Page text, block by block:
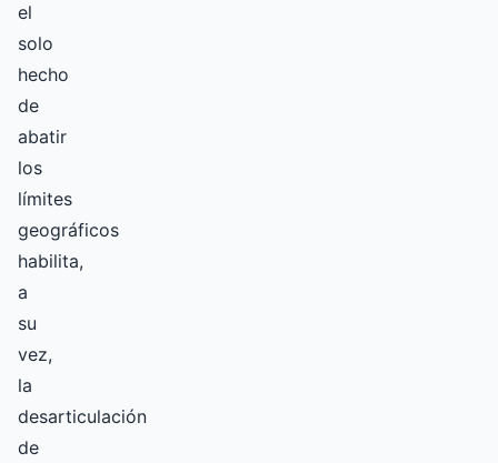
el
solo
hecho
de
abatir
los
límites
geográficos
habilita,
a
su
vez,
la
desarticulación
de